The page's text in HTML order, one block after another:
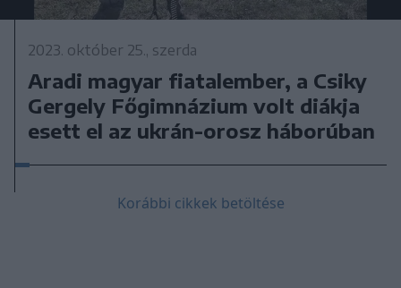
2023. október 25., szerda
Aradi magyar fiatalember, a Csiky
Gergely Főgimnázium volt diákja
esett el az ukrán-orosz háborúban
Korábbi cikkek betöltése